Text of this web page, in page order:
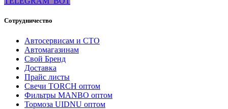
Сотрудничество
Автосервисам и СТО
Автомагазинам
Свой Бренд
Доставка
Прайс листы
Свечи TORCH оптом
Фильтры MANBO оптом
Тормоза UIDNU оптом